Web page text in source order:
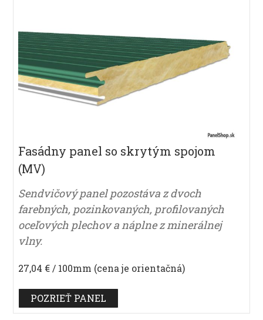
Fasádny panel so skrytým spojom
(MV)
Sendvičový panel pozostáva z dvoch
farebných, pozinkovaných, profilovaných
oceľových plechov a náplne z minerálnej
vlny.
27,04 € / 100mm (cena je orientačná)
POZRIEŤ PANEL